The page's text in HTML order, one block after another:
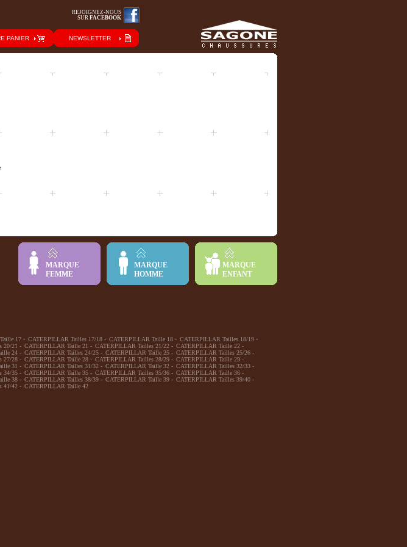
PANIER NEWSLETTER
REJOIGNEZ-NOUS
SUR FACEBOOK
MARQUE
FEMME
MARQUE
HOMME
MARQUE
ENFANT
17 - CATERPILLAR Tailles 17/18 - CATERPILLAR Taille 18 - CATERPILLAR Tailles 18/19 -
20/21 - CATERPILLAR Taille 21 - CATERPILLAR Tailles 21/22 - CATERPILLAR Taille 22 -
24 - CATERPILLAR Tailles 24/25 - CATERPILLAR Taille 25 - CATERPILLAR Tailles 25/26 -
27/28 - CATERPILLAR Taille 28 - CATERPILLAR Tailles 28/29 - CATERPILLAR Taille 29 -
31 - CATERPILLAR Tailles 31/32 - CATERPILLAR Taille 32 - CATERPILLAR Tailles 32/33 -
34/35 - CATERPILLAR Taille 35 - CATERPILLAR Tailles 35/36 - CATERPILLAR Taille 36 -
38 - CATERPILLAR Tailles 38/39 - CATERPILLAR Taille 39 - CATERPILLAR Tailles 39/40 -
41/42 - CATERPILLAR Taille 42